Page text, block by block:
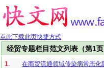
点此下载此页快捷方式
经贸专题栏目范文列表（第1页
1. 在商贸流通领域传染病常态化